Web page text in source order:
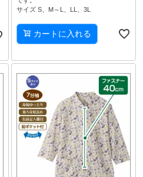
サイズ S、M～L、LL、3L
カートに入れる